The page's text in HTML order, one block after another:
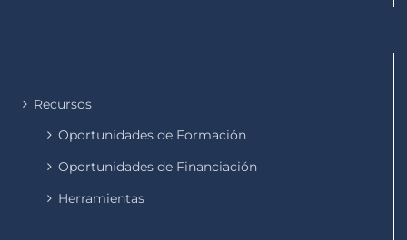
Recursos
Oportunidades de Formación
Oportunidades de Financiación
Herramientas